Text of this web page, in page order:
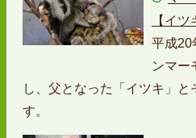
【イツ
平成20
ンマー
し、父となった「イツキ」と
す。